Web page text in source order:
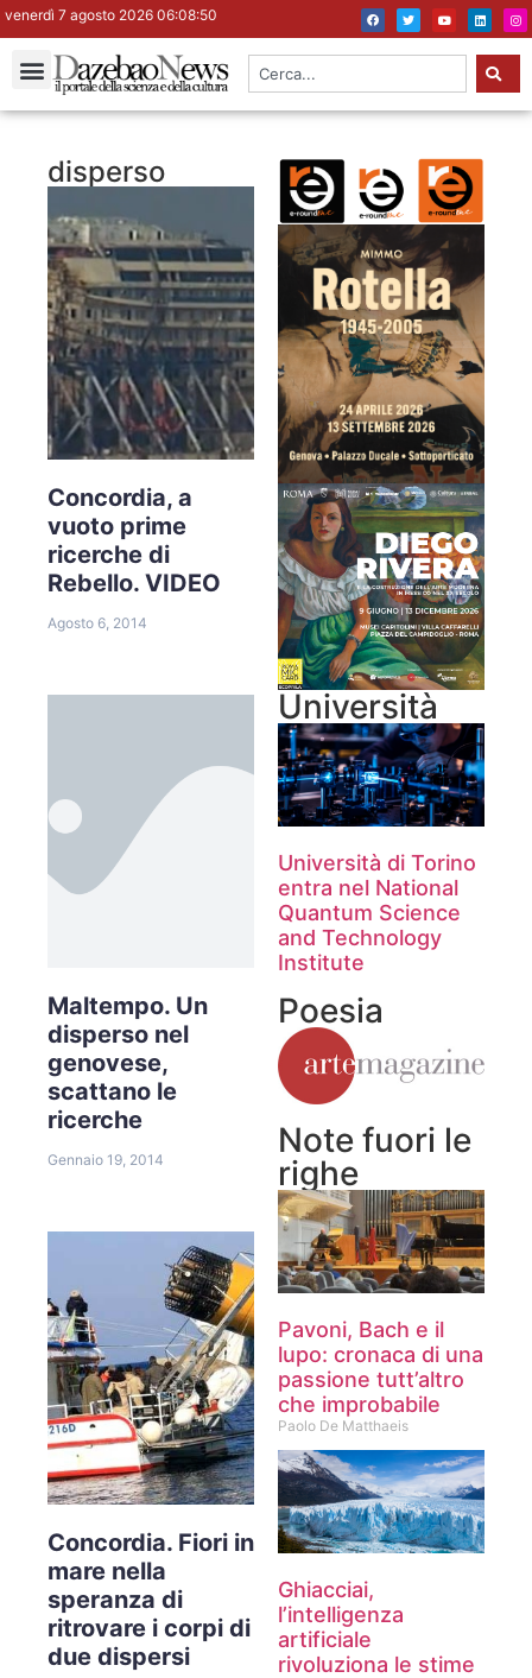
venerdì 7 agosto 2026 06:08:51
disperso
Concordia, a
vuoto prime
ricerche di
Rebello. VIDEO
Agosto 6, 2014
Maltempo. Un
disperso nel
genovese,
scattano le
ricerche
Gennaio 19, 2014
Concordia. Fiori in
mare nella
speranza di
ritrovare i corpi di
due dispersi
Università
Università di Torino
entra nel National
Quantum Science
and Technology
Institute
Poesia
Note fuori le
righe
Pavoni, Bach e il
lupo: cronaca di una
passione tutt’altro
che improbabile
Paolo De Matthaeis
Ghiacciai,
l’intelligenza
artificiale
rivoluziona le stime